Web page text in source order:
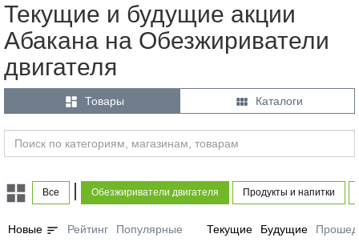
Текущие и будущие акции
Абакана на Обезжириватели
двигателя
 Товары  Каталоги
Все Обезжириватели двигателя Продукты и напитки
Новые sort Рейтинг Популярные Текущие Будущие